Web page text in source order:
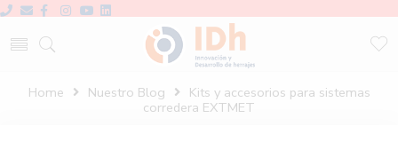
Home Nuestro Blog
Kits y accesorios para sistemas
corredera EXTMET